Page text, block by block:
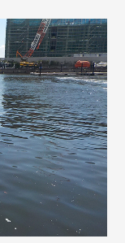
個人情報保護方針